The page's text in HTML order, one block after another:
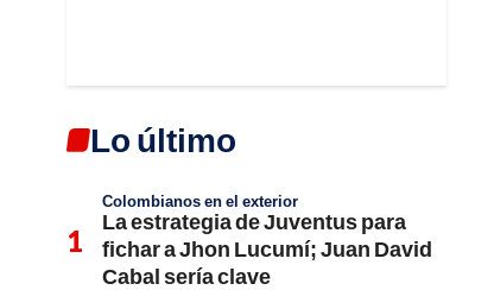
Lo último
Colombianos en el exterior
La estrategia de Juventus para
fichar a Jhon Lucumí; Juan David
Cabal sería clave